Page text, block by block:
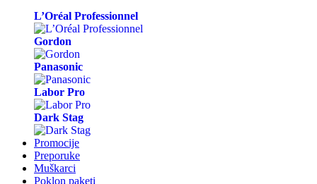
L’Oréal Professionnel
Gordon
Panasonic
Labor Pro
Dark Stag
Promocije
Preporuke
Muškarci
Poklon paketi